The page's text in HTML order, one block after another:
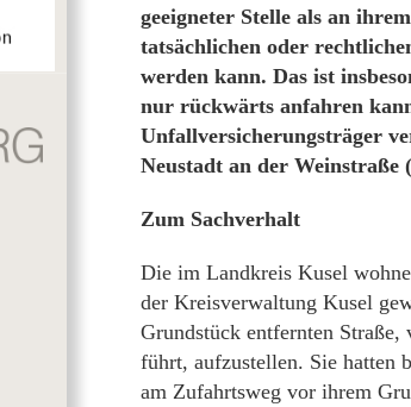
geeigneter Stelle als an
tatsächlichen oder
werden kann. Das ist
nur rückwärts anfahren
Unfallversicherungsträger
Neustadt an der Weinstraße
Zum Sachverhalt
Die im Landkreis Kusel
der Kreisverwaltung Kusel
Grundstück entfernten
führt, aufzustellen. Sie hatten
am Zufahrtsweg vor ihrem